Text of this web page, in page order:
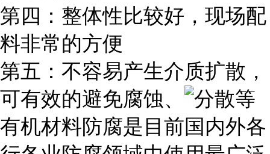
第四：整体性比较好，现场配
料非常的方便
第五：不容易产生介质扩散，
可有效的避免腐蚀、
分散等
有机材料防腐是目前国内外各